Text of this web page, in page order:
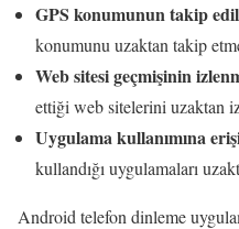
GPS konumunun takip
konumunu uzaktan takip
Web sitesi geçmişinin
ettiği web sitelerini uzaktan
Uygulama kullanımına
kullandığı uygulamaları
Android telefon dinleme